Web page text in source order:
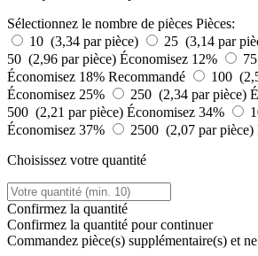
Sélectionnez le nombre de pièces Pièces:
10 (3,34 par pièce)
25 (3,14 par
50 (2,96 par pièce) Économisez 12%
Économisez 18% Recommandé
100
Économisez 25%
250 (2,34 par pièce)
500 (2,21 par pièce) Économisez 34%
Économisez 37%
2500 (2,07 par pièce)
Choisissez votre quantité
Confirmez la quantité
Confirmez la quantité pour continuer
Commandez pièce(s) supplémentaire(s) et